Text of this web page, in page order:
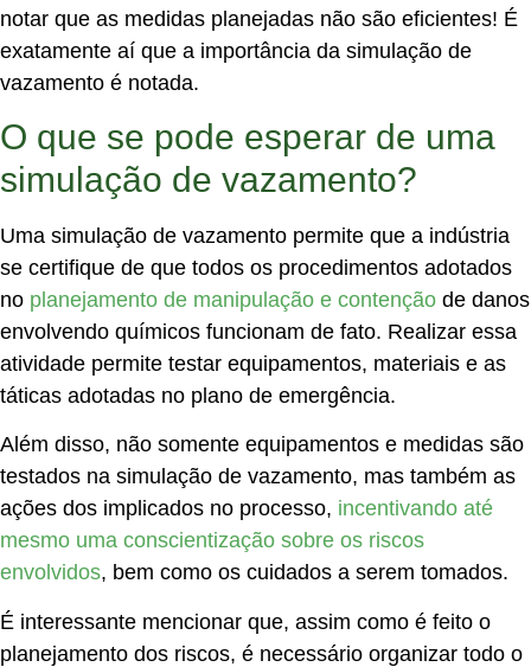
notar que as medidas planejadas não são eficientes! É
exatamente aí que a importância da simulação de
vazamento é notada.
O que se pode esperar de uma
simulação de vazamento?
Uma simulação de vazamento permite que a indústria
se certifique de que todos os procedimentos adotados
no planejamento de manipulação e contenção de danos
envolvendo químicos funcionam de fato. Realizar essa
atividade permite testar equipamentos, materiais e as
táticas adotadas no plano de emergência.
Além disso, não somente equipamentos e medidas são
testados na simulação de vazamento, mas também as
ações dos implicados no processo, incentivando até
mesmo uma conscientização sobre os riscos
envolvidos, bem como os cuidados a serem tomados.
É interessante mencionar que, assim como é feito o
planejamento dos riscos, é necessário organizar todo o